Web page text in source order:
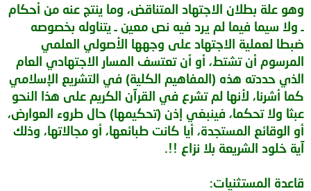
وهو علة بطلان الاجتهاد المتناقض، وما ينتج عنه من أحكام
ـ ولا سيما فيما لم يرد فيه نص معين ـ يتناوله بخصوصه
ضبطا لعملية الاجتهاد على وجهها الأصولي العلمي
المرسوم أن تشتط، أو أن تعتسف المسار الاجتهادي العام
الذي حددته هذه (المفاهيم الكلية) في التشريع الإسلامي
كما أشرنا، لأنها لم تشرع في القرآن الكريم على هذا النحو
عبثا ولا تحكما، فينبغي إذن (تحكيمها) حال طروء العوارض،
أو الوقائع المستجدة، أيا كانت طبائعها، أو مجالاتها، وذلك
آية خلود الشريعة بلا نزاع !!.
قاعدة المستثنيات: